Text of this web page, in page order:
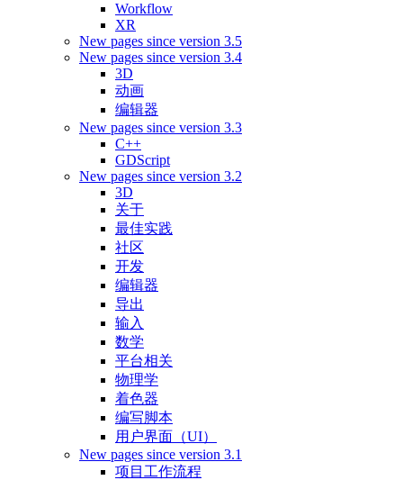
Workflow
XR
New pages since version 3.5
New pages since version 3.4
3D
动画
编辑器
New pages since version 3.3
C++
GDScript
New pages since version 3.2
3D
关于
最佳实践
社区
开发
编辑器
导出
输入
数学
平台相关
物理学
着色器
编写脚本
用户界面（UI）
New pages since version 3.1
项目工作流程